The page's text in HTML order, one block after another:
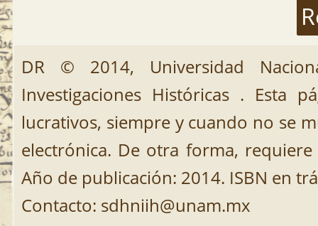
DR © 2014, Universidad
Investigaciones Históricas . Esta
lucrativos, siempre y cuando no se
electrónica. De otra forma,
Año de publicación: 2014. ISBN en
Contacto: sdhniih@unam.mx